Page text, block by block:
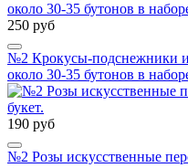
250 руб
№2 Крокусы-подснежники
около 30-35 бутонов в
190 руб
№2 Розы искусственные